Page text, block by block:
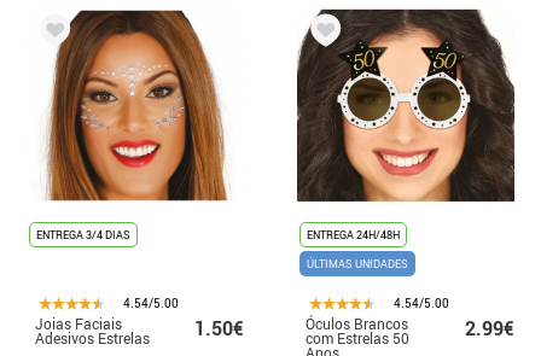
ENTREGA 3/4 DIAS
4.54/5.00
Joias Faciais
Adesivos Estrelas 1.50€
ENTREGA 24H/48H
ÚLTIMAS UNIDADES
4.54/5.00
Óculos Brancos
com Estrelas 50 2.99€